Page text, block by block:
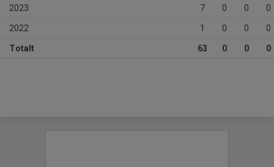
2023 7 0 0 0
2022 1 0 0 0
Totalt 63 0 0 0